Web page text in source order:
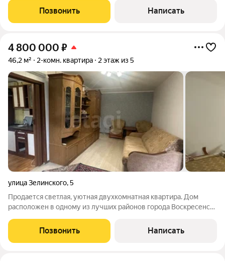
зеленые зоны. Объект предлагается с полной сохранностью
всей необходимой бытовой
Позвонить Написать
4 800 000 ₽
46,2 м² 2-комн. квартира 2 этаж из 5
улица Зелинского,5
Продается светлая, уютная двухкомнатная квартира. Дом
расположен в одному из лучших районов города Воскресенск !
Косметический ремонт (требует легких вложений); - Можно
заехать и жить; -
Позвонить Написать